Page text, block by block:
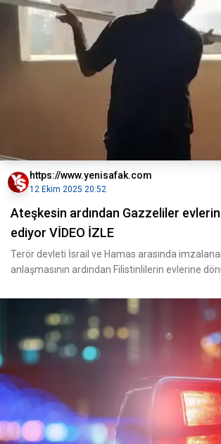
https://www.yenisafak.com
12 Ekim 2025 20:52
Ateşkesin ardından Gazzeliler
ediyor VİDEO İZLE
Terör devleti İsrail ve Hamas arasında
anlaşmasının ardından Filistinlilerin evlerine